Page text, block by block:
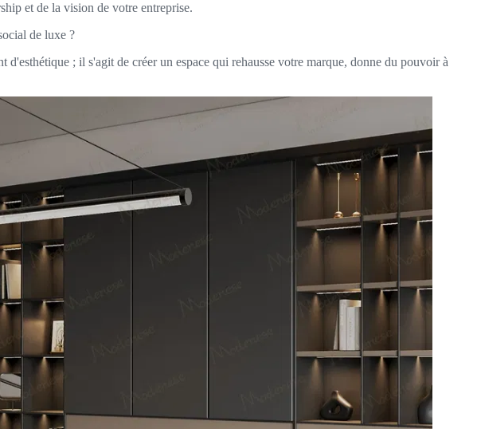
et de la vision de votre entreprise.
de luxe ?
; il s'agit de créer un espace qui rehausse votre marque, donne du pouvoir à